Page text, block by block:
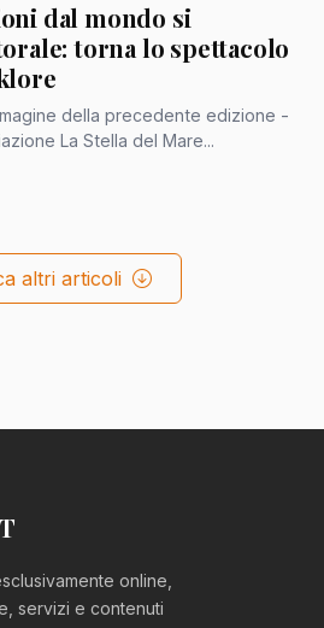
dal mondo si
torna lo spettacolo
La Stella del Mare...
altri articoli
online,
servizi e contenuti